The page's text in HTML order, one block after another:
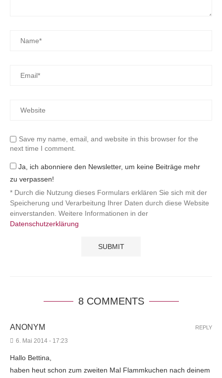
Save my name, email, and website in this browser for the
next time I comment.
Ja, ich abonniere den Newsletter, um keine Beiträge mehr
zu verpassen!
* Durch die Nutzung dieses Formulars erklären Sie sich mit der
Speicherung und Verarbeitung Ihrer Daten durch diese Website
einverstanden. Weitere Informationen in der
Datenschutzerklärung
8 COMMENTS
ANONYM
6. Mai 2014 - 17:23
Hallo Bettina,
haben heut schon zum zweiten Mal Flammkuchen nach deinem
REPLY